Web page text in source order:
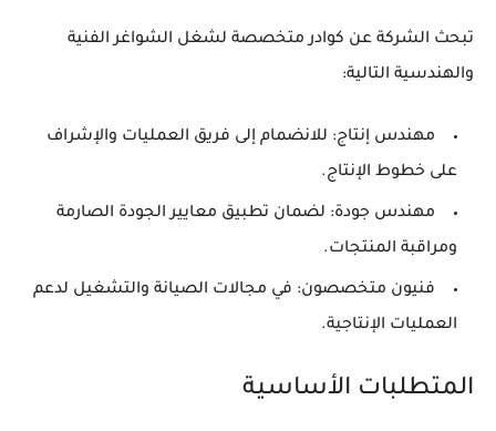
تبحث الشركة عن كوادر متخصصة لشغل الشواغر الفنية
والهندسية التالية:
مهندس إنتاج: للانضمام إلى فريق العمليات والإشراف
على خطوط الإنتاج.
مهندس جودة: لضمان تطبيق معايير الجودة الصارمة
ومراقبة المنتجات.
فنيون متخصصون: في مجالات الصيانة والتشغيل لدعم
العمليات الإنتاجية.
المتطلبات الأساسية